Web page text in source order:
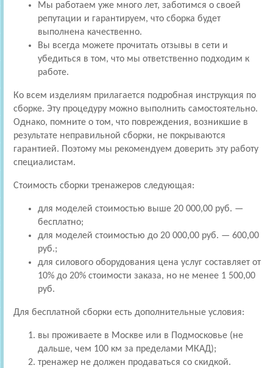
Мы работаем уже много лет, заботимся о своей
репутации и гарантируем, что сборка будет
выполнена качественно.
Вы всегда можете прочитать отзывы в сети и
убедиться в том, что мы ответственно подходим к
работе.
Ко всем изделиям прилагается подробная инструкция по
сборке. Эту процедуру можно выполнить самостоятельно.
Однако, помните о том, что повреждения, возникшие в
результате неправильной сборки, не покрываются
гарантией. Поэтому мы рекомендуем доверить эту работу
специалистам.
Стоимость сборки тренажеров следующая:
для моделей стоимостью выше 20 000,00 руб. —
бесплатно;
для моделей стоимостью до 20 000,00 руб. — 600,00
руб.;
для силового оборудования цена услуг составляет от
10% до 20% стоимости заказа, но не менее 1 500,00
руб.
Для бесплатной сборки есть дополнительные условия:
вы проживаете в Москве или в Подмосковье (не
дальше, чем 100 км за пределами МКАД);
тренажер не должен продаваться со скидкой.